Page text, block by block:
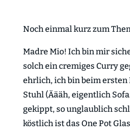
Noch einmal kurz zum
Madre Mio! Ich bin mir
solch ein cremiges Curry
ehrlich, ich bin beim ersten
Stuhl (Äääh, eigentlich
gekippt, so unglaublich
köstlich ist das One Pot